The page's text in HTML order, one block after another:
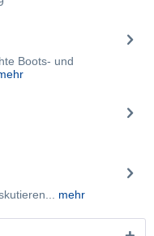
Boots- und
mehr